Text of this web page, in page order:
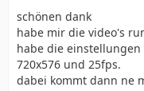
schönen dank
habe mir die video's
habe die
720x576 und 25fps.
dabei kommt dann ne